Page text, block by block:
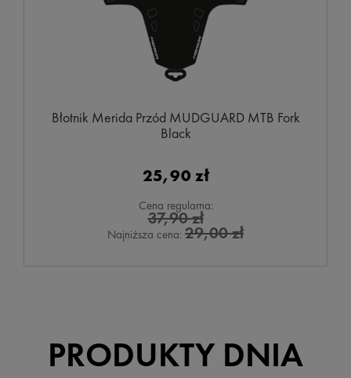
Błotnik Merida Przód MUDGUARD MTB Fork
Black
25,90 zł
Cena regularna:
37,90 zł
Najniższa cena: 29,00 zł
PRODUKTY DNIA